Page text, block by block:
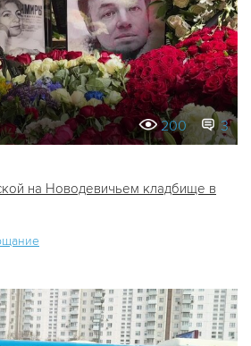
200 3
на Новодевичьем кладбище в